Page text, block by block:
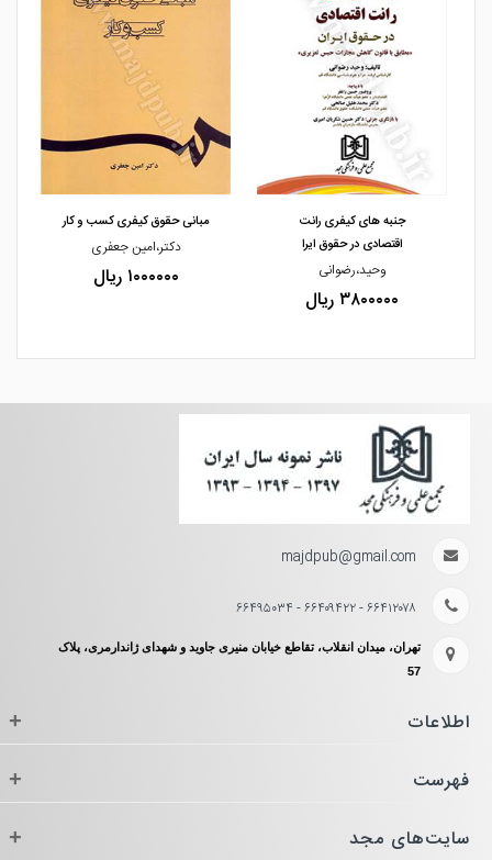
مشاهده و خرید مشاهده و خرید
جنبه های کیفری رانت
اقتصادی در حقوق ایرا
وحید،رضوانی
۳۸۰۰۰۰۰ ریال
مبانی حقوق کیفری کسب و کار
دکتر،امین جعفری
۱۰۰۰۰۰۰ ریال
majdpub@gmail.com
۶۶۴۱۲۰۷۸ - ۶۶۴۰۹۴۲۲ - ۶۶۴۹۵۰۳۴
تهران، میدان انقلاب، تقاطع خیابان منیری جاوید و شهدای ژاندارمری، پلاک
57
اطلاعات +
فهرست +
سایت‌های مجد +